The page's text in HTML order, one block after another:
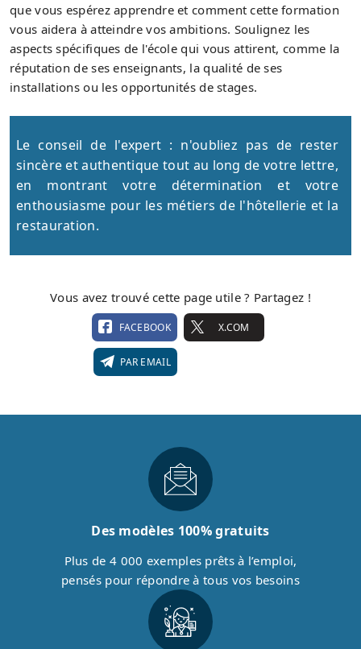
que vous espérez apprendre et comment cette formation
vous aidera à atteindre vos ambitions. Soulignez les
aspects spécifiques de l'école qui vous attirent, comme la
réputation de ses enseignants, la qualité de ses
installations ou les opportunités de stages.
Le conseil de l'expert : n'oubliez pas de rester
sincère et authentique tout au long de votre lettre,
en montrant votre détermination et votre
enthousiasme pour les métiers de l'hôtellerie et la
restauration.
Vous avez trouvé cette page utile ? Partagez !
FACEBOOK X.COM
PAR EMAIL
Des modèles 100% gratuits
Plus de 4 000 exemples prêts à l’emploi,
pensés pour répondre à tous vos besoins